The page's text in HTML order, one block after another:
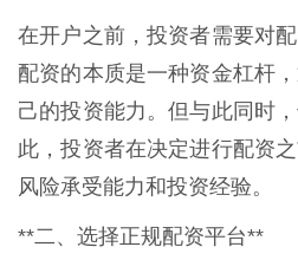
在开户之前，投资者需要对
配资的本质是一种资金杠杆
己的投资能力。但与此同时
此，投资者在决定进行配资
风险承受能力和投资经验。
**二、选择正规配资平台**